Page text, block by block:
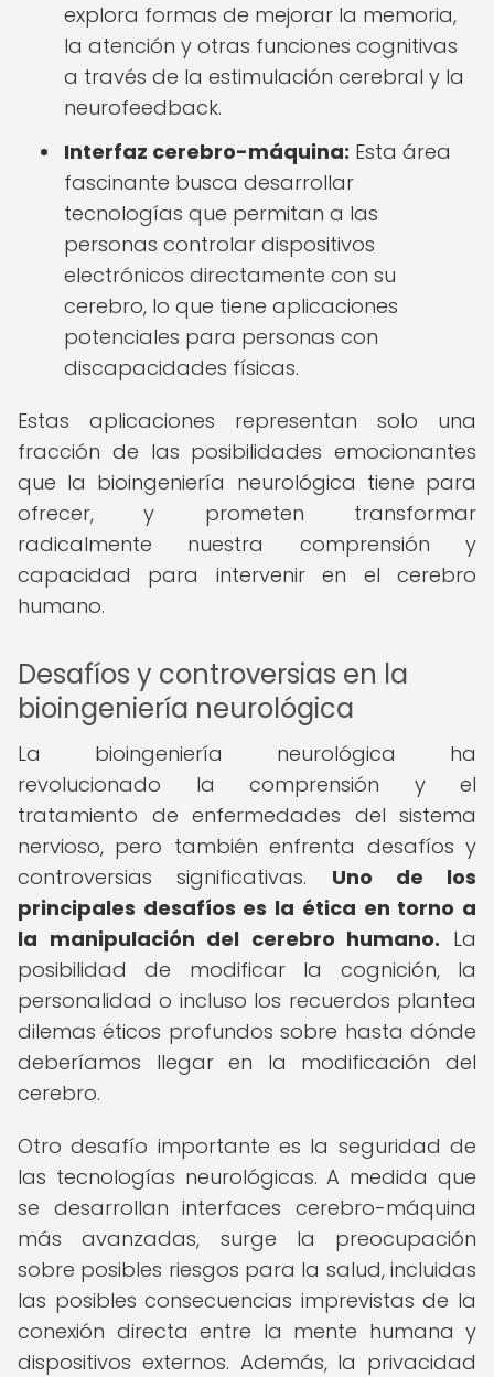
explora formas de mejorar la memoria,
la atención y otras funciones cognitivas
a través de la estimulación cerebral y la
neurofeedback.
Interfaz cerebro-máquina: Esta área
fascinante busca desarrollar
tecnologías que permitan a las
personas controlar dispositivos
electrónicos directamente con su
cerebro, lo que tiene aplicaciones
potenciales para personas con
discapacidades físicas.
Estas aplicaciones representan solo una
fracción de las posibilidades emocionantes
que la bioingeniería neurológica tiene para
ofrecer, y prometen transformar
radicalmente nuestra comprensión y
capacidad para intervenir en el cerebro
humano.
Desafíos y controversias en la
bioingeniería neurológica
La bioingeniería neurológica ha
revolucionado la comprensión y el
tratamiento de enfermedades del sistema
nervioso, pero también enfrenta desafíos y
controversias significativas. Uno de los
principales desafíos es la ética en torno a
la manipulación del cerebro humano. La
posibilidad de modificar la cognición, la
personalidad o incluso los recuerdos plantea
dilemas éticos profundos sobre hasta dónde
deberíamos llegar en la modificación del
cerebro.
Otro desafío importante es la seguridad de
las tecnologías neurológicas. A medida que
se desarrollan interfaces cerebro-máquina
más avanzadas, surge la preocupación
sobre posibles riesgos para la salud, incluidas
las posibles consecuencias imprevistas de la
conexión directa entre la mente humana y
dispositivos externos. Además, la privacidad